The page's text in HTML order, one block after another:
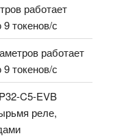
работает
токенов/с
работает
токенов/с
C5-EVB
реле,